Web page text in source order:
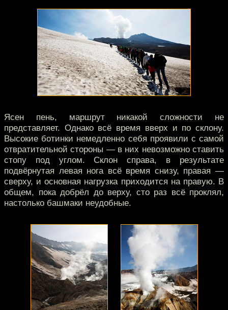
Ясен пень, маршрут никакой сложности не
представляет. Однако всё время вверх и по склону.
Высокие ботинки немедленно себя проявили с самой
отвратительной стороны — в них невозможно ставить
стопу под углом. Склон справа, в результате
подвёрнутая левая нога всё время снизу, правая —
сверху, и основная нагрузка приходится на правую. В
общем, пока добрёл до верху, сто раз всё проклял,
настолько башмаки неудобные.